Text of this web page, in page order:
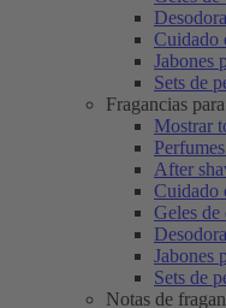
Cuidado
Jabones
Sets de
Fragancias
Mostrar
After
Cuidado
Geles de
Jabones
Sets de
Notas de